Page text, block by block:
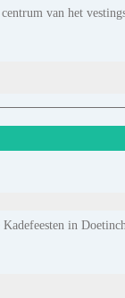
van het
in